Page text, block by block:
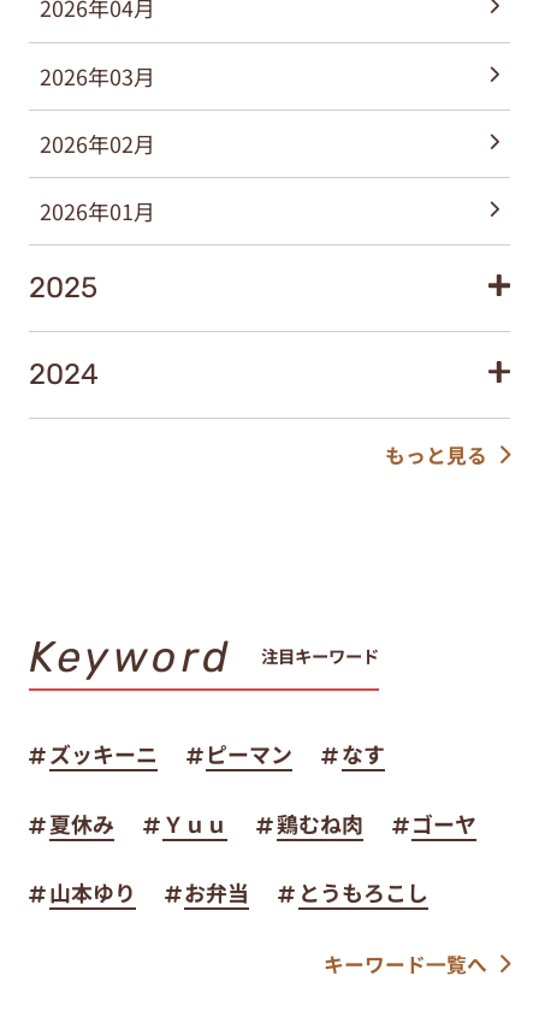
2026年04月
2026年03月
2026年02月
2026年01月
2025
2024
もっと見る
Keyword 注目キーワード
ズッキーニ ピーマン なす
夏休み Ｙｕｕ 鶏むね肉 ゴーヤ
山本ゆり お弁当 とうもろこし
キーワード一覧へ